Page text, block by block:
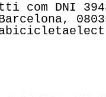
com DNI